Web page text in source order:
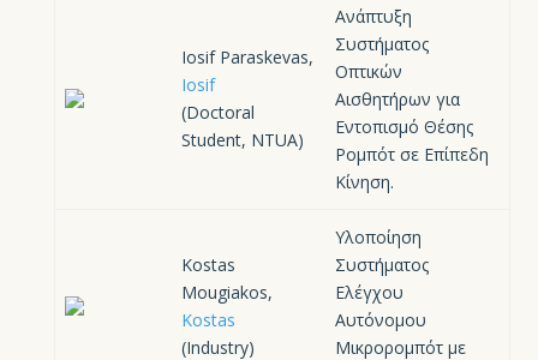
Iosif Paraskevas,
Iosif
(Doctoral
Student, NTUA)
Ανάπτυξη
Συστήματος
Οπτικών
Αισθητήρων για
Εντοπισμό Θέσης
Ρομπότ σε Επίπεδη
Κίνηση.
Kostas
Mougiakos,
Kostas
(Industry)
Υλοποίηση
Συστήματος
Ελέγχου
Αυτόνομου
Μικρορομπότ με